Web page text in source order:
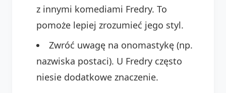
z innymi komediami Fredry. To
pomoże lepiej zrozumieć jego styl.
Zwróć uwagę na onomastykę (np.
nazwiska postaci). U Fredry często
niesie dodatkowe znaczenie.